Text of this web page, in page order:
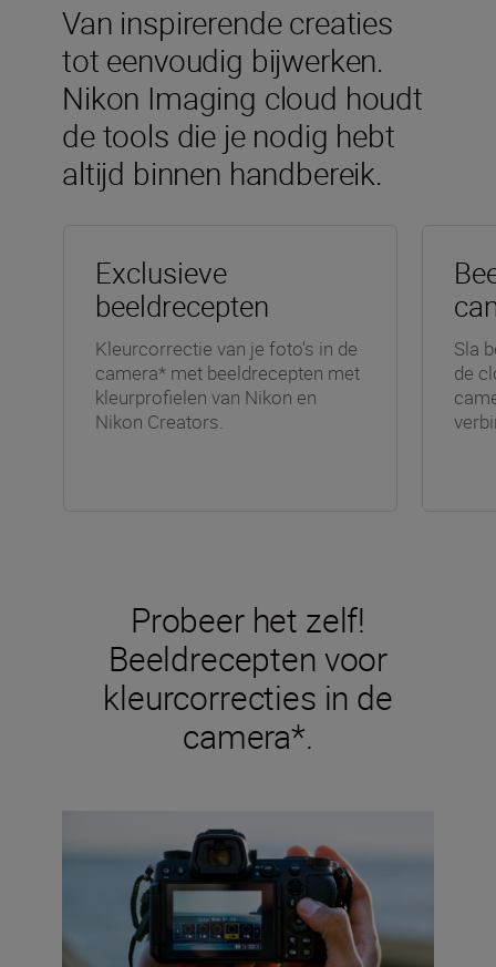
Van inspirerende creaties
tot eenvoudig bijwerken.
Nikon Imaging cloud houdt
de tools die je nodig hebt
altijd binnen handbereik.
Exclusieve
beeldrecepten
Kleurcorrectie van je foto's in de
camera* met beeldrecepten met
kleurprofielen van Nikon en
Nikon Creators.
Sla
de
Probeer het zelf!
Beeldrecepten voor
kleurcorrecties in de
camera*.